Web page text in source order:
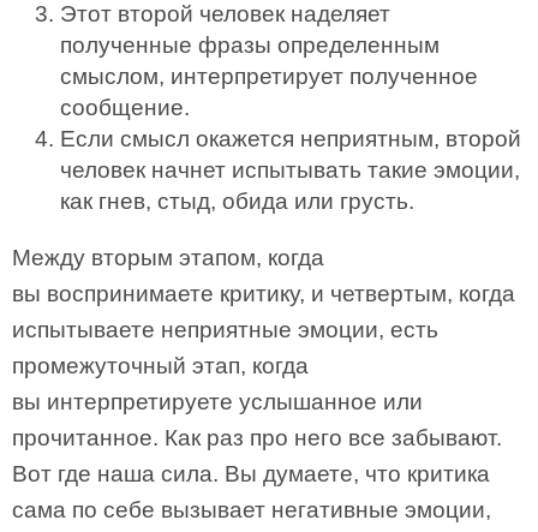
Этот второй человек наделяет
полученные фразы определенным
смыслом, интерпретирует полученное
сообщение.
Если смысл окажется неприятным, второй
человек начнет испытывать такие эмоции,
как гнев, стыд, обида или грусть.
Между вторым этапом, когда
вы воспринимаете критику, и четвертым, когда
испытываете неприятные эмоции, есть
промежуточный этап, когда
вы интерпретируете услышанное или
прочитанное. Как раз про него все забывают.
Вот где наша сила. Вы думаете, что критика
сама по себе вызывает негативные эмоции,